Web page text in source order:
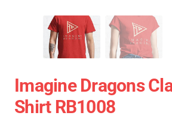
Imagine Dragons
Shirt RB1008